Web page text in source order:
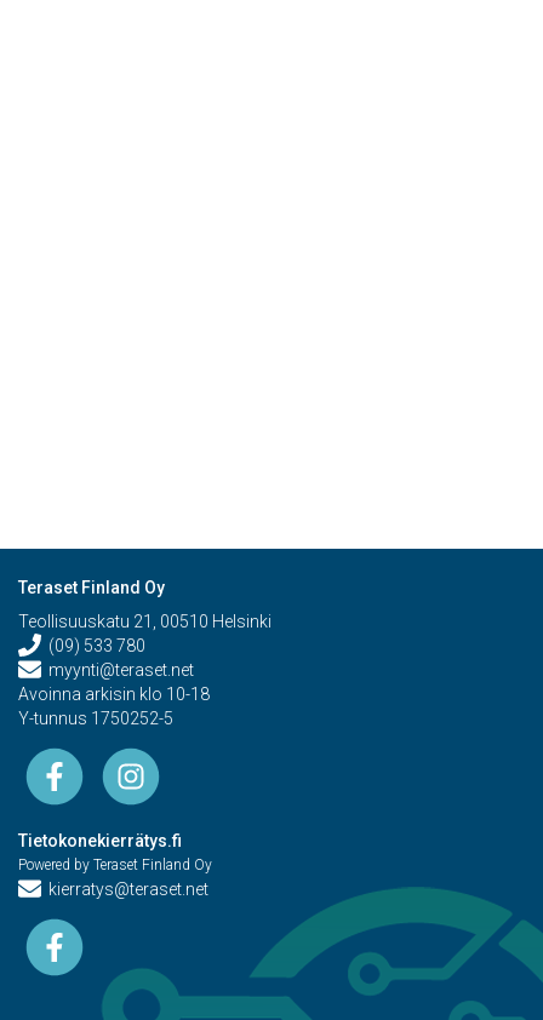
Teraset Finland Oy
Teollisuuskatu 21, 00510 Helsinki
(09) 533 780
myynti@teraset.net
Avoinna arkisin klo 10-18
Y-tunnus 1750252-5
Tietokonekierrätys.fi
Powered by Teraset Finland Oy
kierratys@teraset.net